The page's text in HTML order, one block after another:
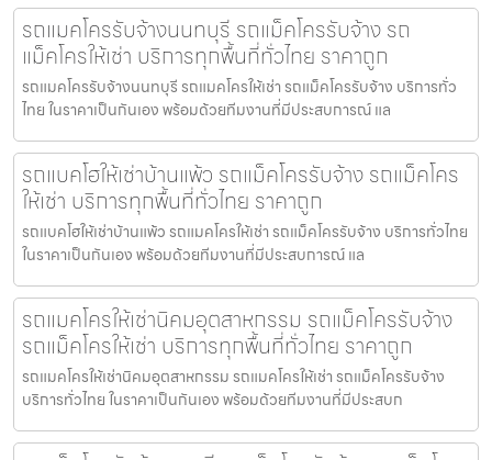
รถแมคโครรับจ้างนนทบุรี รถแม็คโครรับจ้าง รถ
แม็คโครให้เช่า บริการทุกพื้นที่ทั่วไทย ราคาถูก
รถแมคโครรับจ้างนนทบุรี รถแมคโครให้เช่า รถแม็คโครรับจ้าง บริการทั่ว
ไทย ในราคาเป็นกันเอง พร้อมด้วยทีมงานที่มีประสบการณ์ แล
รถแบคโฮให้เช่าบ้านแพ้ว รถแม็คโครรับจ้าง รถแม็คโคร
ให้เช่า บริการทุกพื้นที่ทั่วไทย ราคาถูก
รถแบคโฮให้เช่าบ้านแพ้ว รถแมคโครให้เช่า รถแม็คโครรับจ้าง บริการทั่วไทย
ในราคาเป็นกันเอง พร้อมด้วยทีมงานที่มีประสบการณ์ แล
รถแมคโครให้เช่านิคมอุตสาหกรรม รถแม็คโครรับจ้าง
รถแม็คโครให้เช่า บริการทุกพื้นที่ทั่วไทย ราคาถูก
รถแมคโครให้เช่านิคมอุตสาหกรรม รถแมคโครให้เช่า รถแม็คโครรับจ้าง
บริการทั่วไทย ในราคาเป็นกันเอง พร้อมด้วยทีมงานที่มีประสบก